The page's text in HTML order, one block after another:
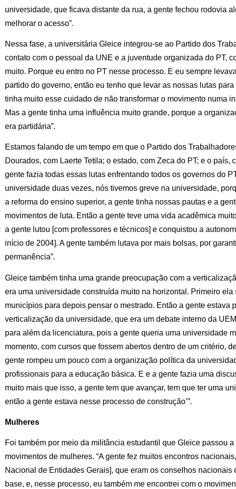
universidade, que ficava distante da rua, a gente fechou rodovia
melhorar o acesso”.
Nessa fase, a universitária Gleice integrou-se ao Partido dos
contato com o pessoal da UNE e a juventude organizada do PT,
muito. Porque eu entro no PT nesse processo. E eu sempre
partido do governo, então eu tenho que levar as nossas lutas para
tinha muito esse cuidado de não transformar o movimento numa
Mas a gente tinha uma influência muito grande, porque a
era partidária”.
Estamos falando de um tempo em que o Partido dos
Dourados, com Laerte Tetila; o estado, com Zeca do PT; e o país,
gente fazia todas essas lutas enfrentando todos os governos do
universidade duas vezes, nós tivemos greve na universidade,
a reforma do ensino superior, a gente tinha nossas pautas e a
movimentos de luta. Então a gente teve uma vida acadêmica
a gente lutou [com professores e técnicos] e conquistou a
início de 2004]. A gente também lutava por mais bolsas, por
permanência”.
Gleice também tinha uma grande preocupação com a
era uma universidade construída muito na horizontal. Primeiro ela
municípios para depois pensar o mestrado. Então a gente estava
verticalização da universidade, que era um debate interno da
para além da licenciatura, pois a gente queria uma universidade
momento, com cursos que fossem abertos dentro de um critério,
gente rompeu um pouco com a organização política da
profissionais para a educação básica. E e a gente fazia uma
muito mais que isso, a gente tem que avançar, tem que ter uma
então a gente estava nesse processo de construção’”.
Mulheres
Foi também por meio da militância estudantil que Gleice passou
movimentos de mulheres. “A gente fez muitos encontros
Nacional de Entidades Gerais], que eram os conselhos nacionais
base, e, nesse processo, eu também me encontrei com o